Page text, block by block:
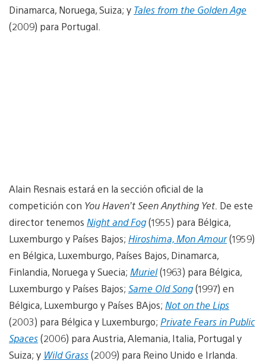
Dinamarca, Noruega, Suiza; y Tales from the Golden Age
(2009) para Portugal.
Alain Resnais estará en la sección oficial de la
competición con You Haven’t Seen Anything Yet. De este
director tenemos Night and Fog(1955) para Bélgica,
Luxemburgo y Países Bajos; Hiroshima, Mon Amour(1959)
en Bélgica, Luxemburgo, Países Bajos, Dinamarca,
Finlandia, Noruega y Suecia; Muriel(1963) para Bélgica,
Luxemburgo y Países Bajos; Same Old Song(1997) en
Bélgica, Luxemburgo y Países BAjos; Not on the Lips
(2003) para Bélgica y Luxemburgo; Private Fears in Public
Spaces(2006) para Austria, Alemania, Italia, Portugal y
Suiza; y Wild Grass(2009) para Reino Unido e Irlanda.